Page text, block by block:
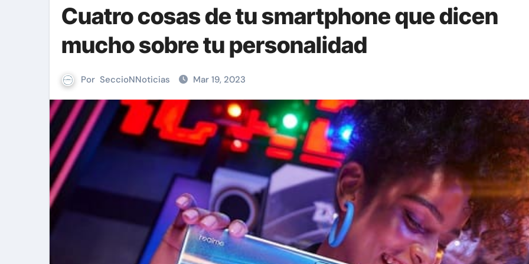
Cuatro cosas de tu smartphone que dicen
mucho sobre tu personalidad
Por SeccioNNoticias Mar 19, 2023